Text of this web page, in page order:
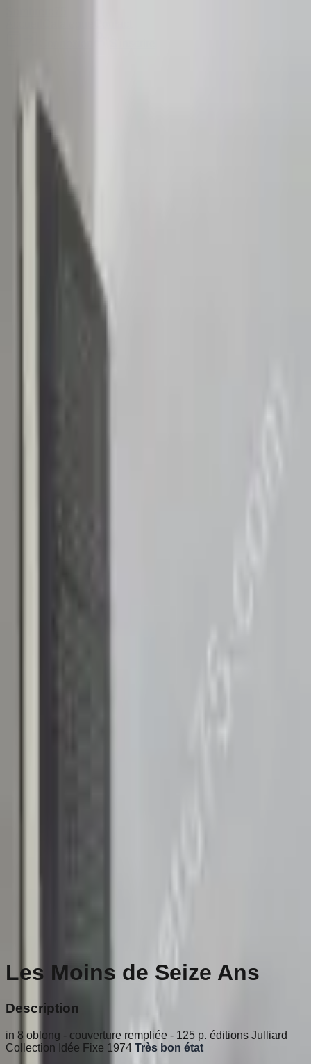
Les Moins de Seize Ans
Description
in 8 oblong - couverture rempliée - 125 p. éditions Julliard
Collection Idée Fixe 1974 Très bon état